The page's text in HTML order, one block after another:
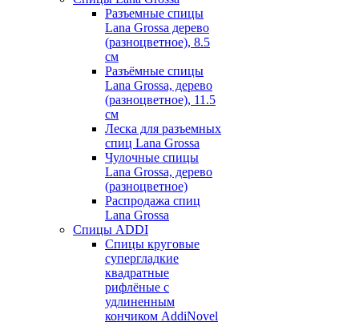
Разъемные спицы
Lana Grossa дерево
(разноцветное), 8.5
см
Разъёмные спицы
Lana Grossa, дерево
(разноцветное), 11.5
см
Леска для разъемных
спиц Lana Grossa
Чулочные спицы
Lana Grossa, дерево
(разноцветное)
Распродажа спиц
Lana Grossa
Спицы ADDI
Спицы круговые
супергладкие
квадратные
рифлёные с
удлиненным
кончиком AddiNovel